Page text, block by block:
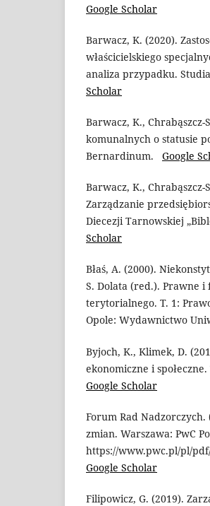
Google Scholar
Barwacz, K. (2020).
właścicielskiego
analiza przypadku.
Scholar
Barwacz, K., Chrabąszcz-
komunalnych o statusie
Bernardinum. Google
Barwacz, K.,
Zarządzanie
Diecezji Tarnowskiej
Scholar
Błaś, A. (2000).
S. Dolata (red.). Prawne
terytorialnego. T. 1:
Opole: Wydawnictwo
Byjoch, K., Klimek, D.
ekonomiczne i
Google Scholar
Forum Rad
zmian. Warszawa: PwC
https://www.pwc.pl/pl/
Google Scholar
Filipowicz, G. (2019).